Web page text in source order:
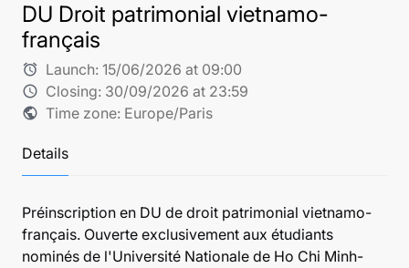
DU Droit patrimonial vietnamo-
français
alarm Launch: 15/06/2026 at 09:00
schedule Closing: 30/09/2026 at 23:59
public Time zone: Europe/Paris
Details
Préinscription en DU de droit patrimonial vietnamo-
français. Ouverte exclusivement aux étudiants
nominés de l'Université Nationale de Ho Chi Minh-